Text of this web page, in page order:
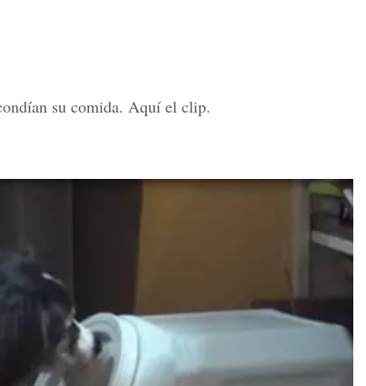
su comida. Aquí el clip.